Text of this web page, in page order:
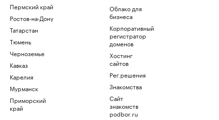
Пермский край
Ростов-на-Дону
Татарстан
Тюмень
Черноземье
Кавказ
Карелия
Мурманск
Приморский
край
Облако для
бизнеса
Корпоративный
регистратор
доменов
Хостинг
сайтов
Рег.решения
Знакомства
Сайт
знакомств
podbor.ru